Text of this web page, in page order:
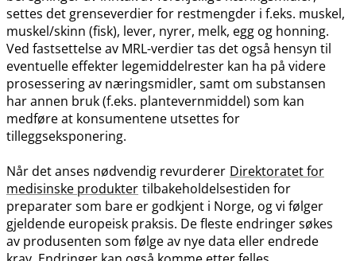
settes det grenseverdier for restmengder i f.eks. muskel,
muskel​/​skinn (fisk), lever, nyrer, melk, egg og honning.
Ved fastsettelse av MRL-verdier tas det også hensyn til
eventuelle effekter legemiddelrester kan ha på videre
prosessering av næringsmidler, samt om substansen
har annen bruk (f.eks. plantevernmiddel) som kan
medføre at konsumentene utsettes for
tilleggseksponering.
Når det anses nødvendig revurderer Direktoratet for
medisinske produkter tilbakeholdelsestiden for
preparater som bare er godkjent i Norge, og vi følger
gjeldende europeisk praksis. De fleste endringer søkes
av produsenten som følge av nye data eller endrede